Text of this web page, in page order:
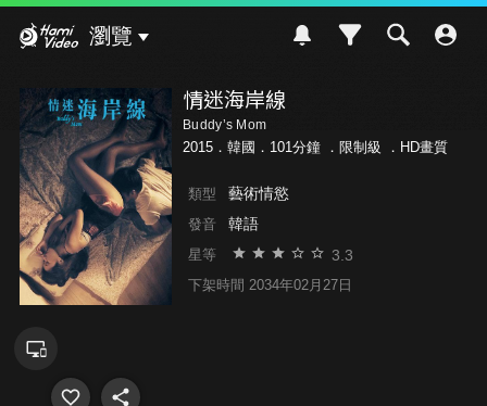
瀏覽
情迷海岸線
Buddy’s Mom
2015．韓國．101分鐘 ． 限制級 ．HD畫質
類型 藝術情慾
發音 韓語
星等 3.3
下架時間 2034年02月27日